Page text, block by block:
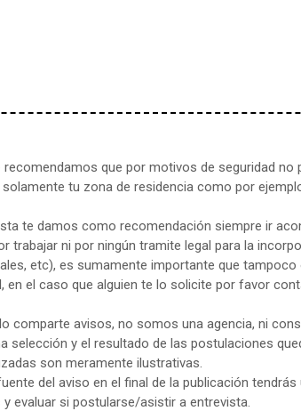
recomendamos que por motivos de seguridad
tu zona de residencia como por
te damos como recomendación siempre ir
trabajar ni por ningún tramite legal para la
etc), es sumamente importante que tampoco
en el caso que alguien te lo solicite por favor
comparte avisos, no somos una agencia, ni
selección y el resultado de las postulaciones
son meramente ilustrativas.
del aviso en el final de la publicación
evaluar si postularse/asistir a entrevista.